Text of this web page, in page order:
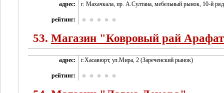
адрес: г. Махачкала, пр. А.Султана, мебельный рынок, 10-й
рейтинг:
53. Магазин "Ковровый рай
адрес: г.Хасавюрт, ул.Мира, 2 (Зареченский рынок)
рейтинг: